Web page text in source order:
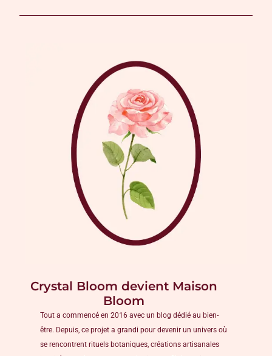
Crystal Bloom devient Maison
Bloom
Tout a commencé en 2016 avec un blog dédié au bien-
être. Depuis, ce projet a grandi pour devenir un univers où
se rencontrent rituels botaniques, créations artisanales